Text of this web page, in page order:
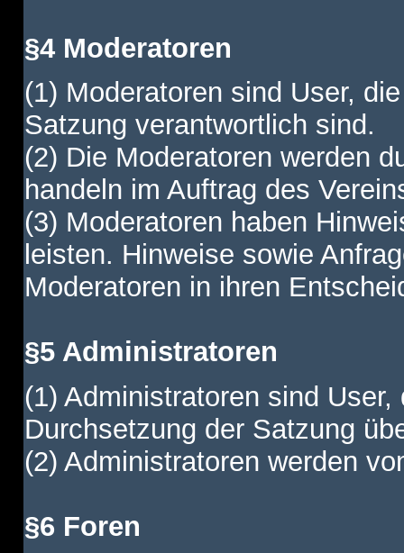
§4 Moderatoren
(1) Moderatoren sind User,
Satzung verantwortlich sind.
(2) Die Moderatoren werden
handeln im Auftrag des
(3) Moderatoren haben
leisten. Hinweise sowie
Moderatoren in ihren
§5 Administratoren
(1) Administratoren sind
Durchsetzung der Satzung
(2) Administratoren werden
§6 Foren